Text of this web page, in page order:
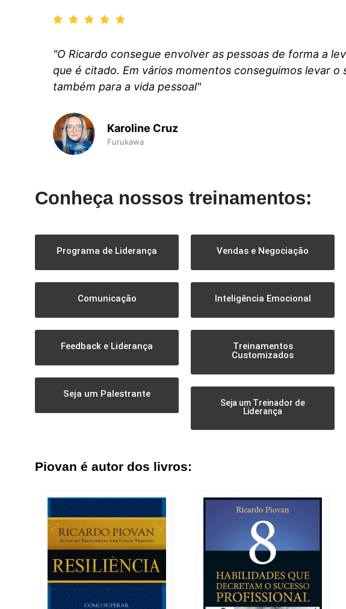
"O Ricardo consegue envolver as pessoas de forma a
que é citado. Em vários momentos conseguimos levar o
também para a vida pessoal"
Karoline Cruz
Furukawa
Conheça nossos treinamentos:
Programa de Liderança
Comunicação
Feedback e Liderança
Seja um Palestrante
Vendas e Negociação
Inteligência Emocional
Treinamentos
Customizados
Seja um Treinador de
Liderança
Piovan é autor dos livros: